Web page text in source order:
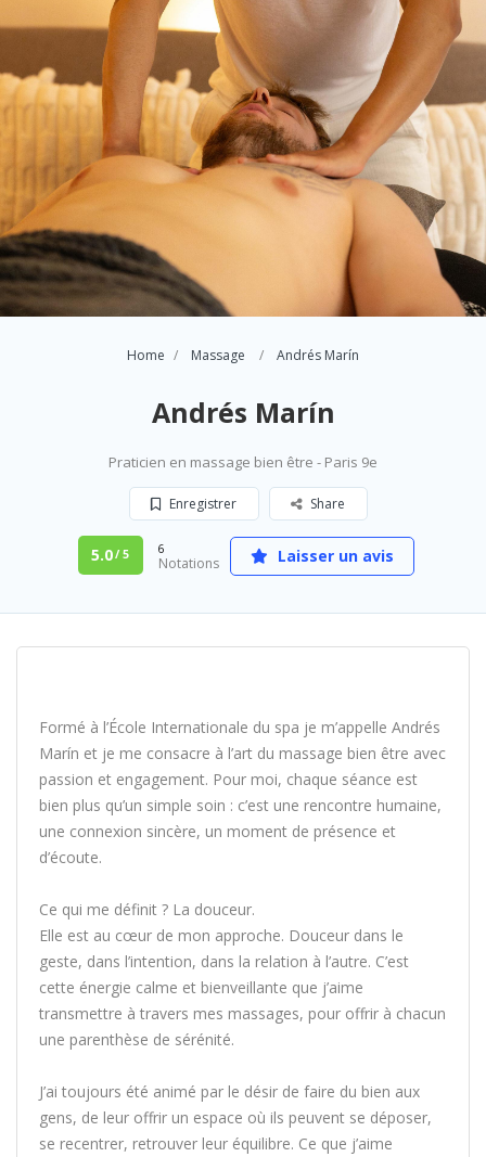
Home Massage Andrés Marín
Andrés Marín
Praticien en massage bien être - Paris 9e
Enregistrer Share
5.0/ 5 6
Notations Laisser un avis
Formé à l’École Internationale du spa je m’appelle Andrés
Marín et je me consacre à l’art du massage bien être avec
passion et engagement. Pour moi, chaque séance est
bien plus qu’un simple soin : c’est une rencontre humaine,
une connexion sincère, un moment de présence et
d’écoute.
Ce qui me définit ? La douceur.
Elle est au cœur de mon approche. Douceur dans le
geste, dans l’intention, dans la relation à l’autre. C’est
cette énergie calme et bienveillante que j’aime
transmettre à travers mes massages, pour offrir à chacun
une parenthèse de sérénité.
J’ai toujours été animé par le désir de faire du bien aux
gens, de leur offrir un espace où ils peuvent se déposer,
se recentrer, retrouver leur équilibre. Ce que j’aime